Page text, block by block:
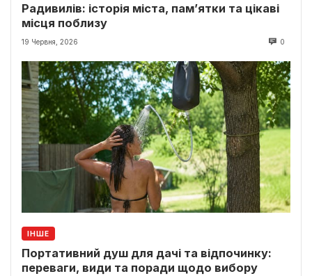
Радивилів: історія міста, пам’ятки та цікаві
місця поблизу
19 Червня, 2026 0
ІНШЕ
Портативний душ для дачі та відпочинку:
переваги, види та поради щодо вибору